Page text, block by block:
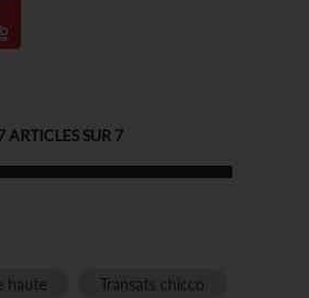
ARTICLES SUR 7
haute
Transats chicco